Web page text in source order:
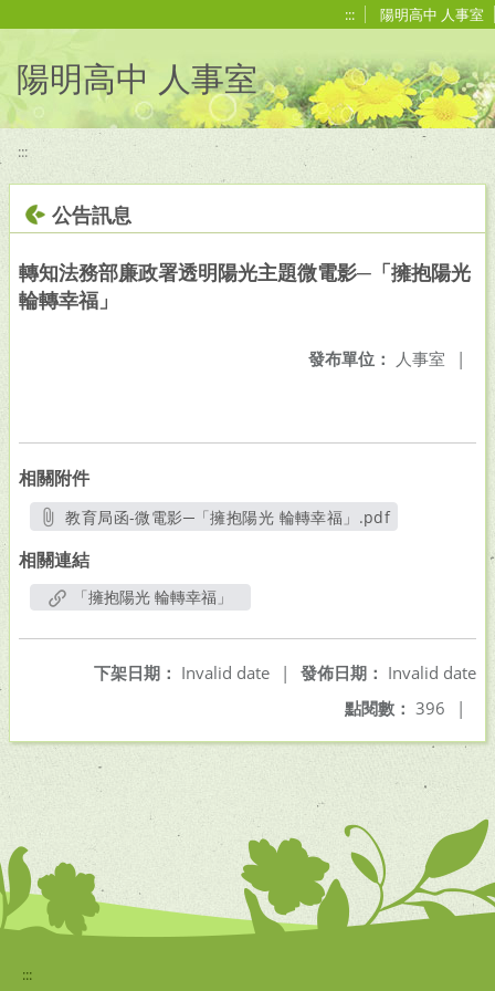
::: 陽明高中 人事室
陽明高中 人事室
:::
公告訊息
轉知法務部廉政署透明陽光主題微電影─「擁抱陽光
輪轉幸福」
發布單位： 人事室 |
相關附件
教育局函-微電影─「擁抱陽光 輪轉幸福」.pdf
相關連結
「擁抱陽光 輪轉幸福」
發佈日期： Invalid date
下架日期： Invalid date
|
點閱數： 396 |
:::